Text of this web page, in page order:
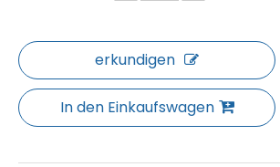
erkundigen
In den Einkaufswagen